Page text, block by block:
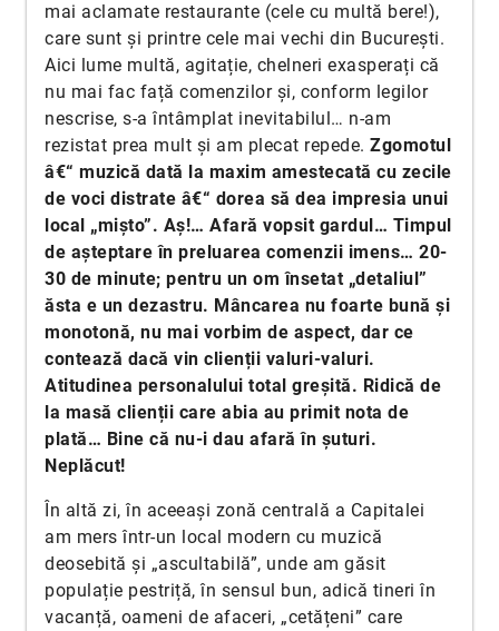
mai aclamate restaurante (cele cu multă bere!),
care sunt și printre cele mai vechi din București.
Aici lume multă, agitație, chelneri exasperați că
nu mai fac față comenzilor și, conform legilor
nescrise, s-a întâmplat inevitabilul… n-am
rezistat prea mult și am plecat repede. Zgomotul
â€“ muzică dată la maxim amestecată cu zecile
de voci distrate â€“ dorea să dea impresia unui
local „mișto”. Aș!… Afară vopsit gardul… Timpul
de așteptare în preluarea comenzii imens… 20-
30 de minute; pentru un om însetat „detaliul”
ăsta e un dezastru. Mâncarea nu foarte bună și
monotonă, nu mai vorbim de aspect, dar ce
contează dacă vin clienții valuri-valuri.
Atitudinea personalului total greșită. Ridică de
la masă clienții care abia au primit nota de
plată… Bine că nu-i dau afară în șuturi.
Neplăcut!
În altă zi, în aceeași zonă centrală a Capitalei
am mers într-un local modern cu muzică
deosebită și „ascultabilă”, unde am găsit
populație pestriță, în sensul bun, adică tineri în
vacanță, oameni de afaceri, „cetățeni” care